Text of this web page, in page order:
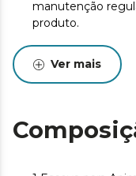
manutenção
produto.
Ver mais